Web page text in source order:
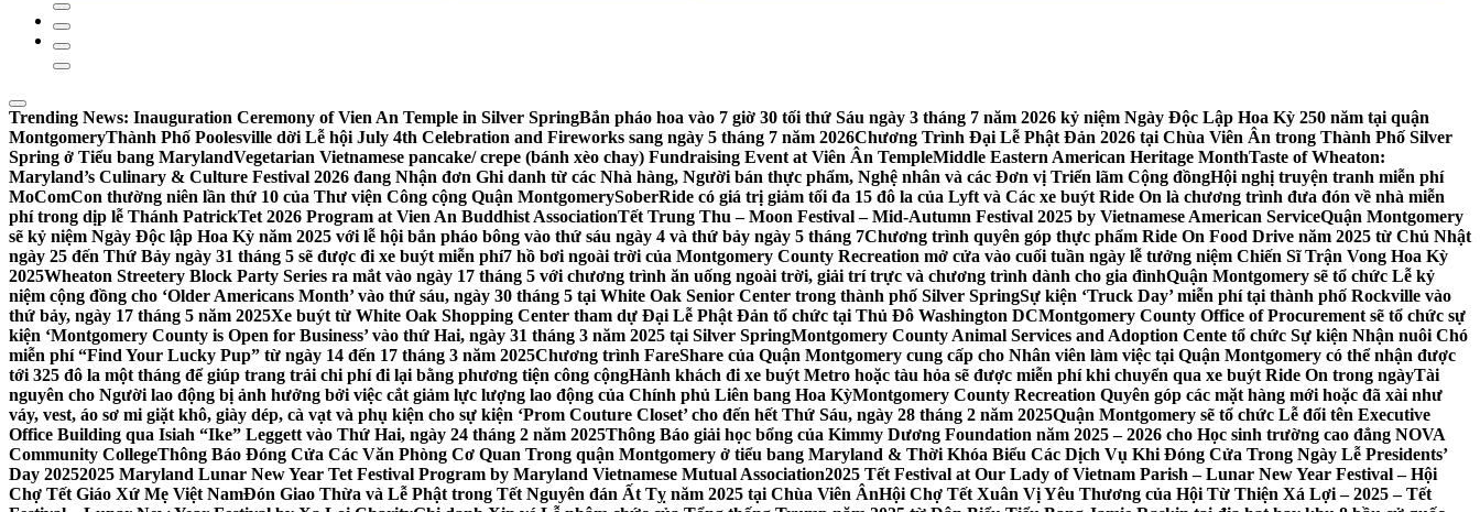
Trending News: Inauguration Ceremony of Vien An Temple in Silver SpringBắn pháo hoa vào 7 giờ 30 tối thứ Sáu ngày 3 tháng 7 năm 2026 kỷ niệm Ngày Độc Lập Hoa Kỳ 250 năm tại quận
MontgomeryThành Phố Poolesville dời Lễ hội July 4th Celebration and Fireworks sang ngày 5 tháng 7 năm 2026Chương Trình Đại Lễ Phật Đản 2026 tại Chùa Viên Ân trong Thành Phố Silver
Spring ở Tiểu bang MarylandVegetarian Vietnamese pancake/ crepe (bánh xèo chay) Fundraising Event at Viên Ân TempleMiddle Eastern American Heritage MonthTaste of Wheaton:
Maryland’s Culinary & Culture Festival 2026 đang Nhận đơn Ghi danh từ các Nhà hàng, Người bán thực phẩm, Nghệ nhân và các Đơn vị Triển lãm Cộng đồngHội nghị truyện tranh miễn phí
MoComCon thường niên lần thứ 10 của Thư viện Công cộng Quận MontgomerySoberRide có giá trị giảm tối đa 15 đô la của Lyft và Các xe buýt Ride On là chương trình đưa đón về nhà miễn
phí trong dịp lễ Thánh PatrickTet 2026 Program at Vien An Buddhist AssociationTết Trung Thu – Moon Festival – Mid-Autumn Festival 2025 by Vietnamese American ServiceQuận Montgomery
sẽ kỷ niệm Ngày Độc lập Hoa Kỳ năm 2025 với lễ hội bắn pháo bông vào thứ sáu ngày 4 và thứ bảy ngày 5 tháng 7Chương trình quyên góp thực phẩm Ride On Food Drive năm 2025 từ Chủ Nhật
ngày 25 đến Thứ Bảy ngày 31 tháng 5 sẽ được đi xe buýt miễn phí7 hồ bơi ngoài trời của Montgomery County Recreation mở cửa vào cuối tuần ngày lễ tưởng niệm Chiến Sĩ Trận Vong Hoa Kỳ
2025Wheaton Streetery Block Party Series ra mắt vào ngày 17 tháng 5 với chương trình ăn uống ngoài trời, giải trí trực và chương trình dành cho gia đìnhQuận Montgomery sẽ tổ chức Lễ kỷ
niệm cộng đồng cho ‘Older Americans Month’ vào thứ sáu, ngày 30 tháng 5 tại White Oak Senior Center trong thành phố Silver SpringSự kiện ‘Truck Day’ miễn phí tại thành phố Rockville vào
thứ bảy, ngày 17 tháng 5 năm 2025Xe buýt từ White Oak Shopping Center tham dự Đại Lễ Phật Đản tổ chức tại Thủ Đô Washington DCMontgomery County Office of Procurement sẽ tổ chức sự
kiện ‘Montgomery County is Open for Business’ vào thứ Hai, ngày 31 tháng 3 năm 2025 tại Silver SpringMontgomery County Animal Services and Adoption Cente tổ chức Sự kiện Nhận nuôi Chó
miễn phí “Find Your Lucky Pup” từ ngày 14 đến 17 tháng 3 năm 2025Chương trình FareShare của Quận Montgomery cung cấp cho Nhân viên làm việc tại Quận Montgomery có thể nhận được
tới 325 đô la một tháng để giúp trang trải chi phí đi lại bằng phương tiện công cộngHành khách đi xe buýt Metro hoặc tàu hỏa sẽ được miễn phí khi chuyển qua xe buýt Ride On trong ngàyTài
nguyên cho Người lao động bị ảnh hưởng bởi việc cắt giảm lực lượng lao động của Chính phủ Liên bang Hoa KỳMontgomery County Recreation Quyên góp các mặt hàng mới hoặc đã xài như
váy, vest, áo sơ mi giặt khô, giày dép, cà vạt và phụ kiện cho sự kiện ‘Prom Couture Closet’ cho đến hết Thứ Sáu, ngày 28 tháng 2 năm 2025Quận Montgomery sẽ tổ chức Lễ đổi tên Executive
Office Building qua Isiah “Ike” Leggett vào Thứ Hai, ngày 24 tháng 2 năm 2025Thông Báo giải học bổng của Kimmy Dương Foundation năm 2025 – 2026 cho Học sinh trường cao đẳng NOVA
Community CollegeThông Báo Đóng Cửa Các Văn Phòng Cơ Quan Trong quận Montgomery ở tiểu bang Maryland & Thời Khóa Biểu Các Dịch Vụ Khi Đóng Cửa Trong Ngày Lễ Presidents’
Day 20252025 Maryland Lunar New Year Tet Festival Program by Maryland Vietnamese Mutual Association2025 Tết Festival at Our Lady of Vietnam Parish – Lunar New Year Festival – Hội
Chợ Tết Giáo Xứ Mẹ Việt NamĐón Giao Thừa và Lễ Phật trong Tết Nguyên đán Ất Tỵ năm 2025 tại Chùa Viên ÂnHội Chợ Tết Xuân Vị Yêu Thương của Hội Từ Thiện Xá Lợi – 2025 – Tết